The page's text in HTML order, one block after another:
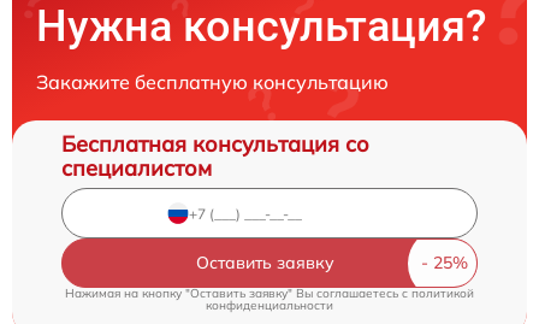
Нужна консультация?
Закажите бесплатную консультацию
Бесплатная консультация со
специалистом
Оставить заявку
Нажимая на кнопку "Оставить заявку" Вы соглашаетесь cполитикой
конфиденциальности